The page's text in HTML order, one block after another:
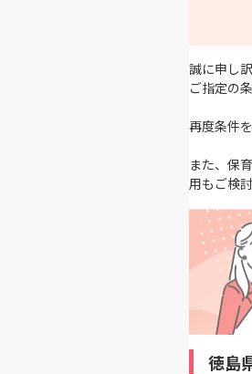
誠に申し
ご指定の
再度条件
また、保
用もご検
徳島